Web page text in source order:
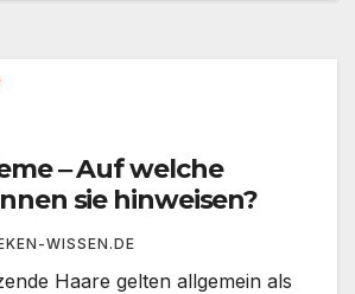
‒ Auf welche
sie hinweisen?
WISSEN.DE
Haare gelten allgemein als